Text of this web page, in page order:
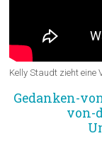
Kelly Staudt zieht eine
Gedanken-
von-